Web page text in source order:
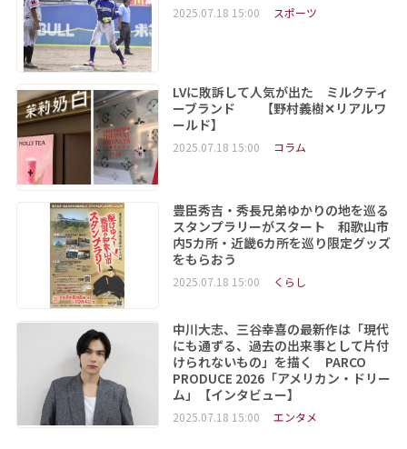
2025.07.18 15:00 スポーツ
LVに敗訴して人気が出た ミルクティ
ーブランド 【野村義樹✕リアルワ
ールド】
2025.07.18 15:00 コラム
豊臣秀吉・秀長兄弟ゆかりの地を巡る
スタンプラリーがスタート 和歌山市
内5カ所・近畿6カ所を巡り限定グッズ
をもらおう
2025.07.18 15:00 くらし
中川大志、三谷幸喜の最新作は「現代
にも通ずる、過去の出来事として片付
けられないもの」を描く PARCO
PRODUCE 2026「アメリカン・ドリー
ム」【インタビュー】
2025.07.18 15:00 エンタメ